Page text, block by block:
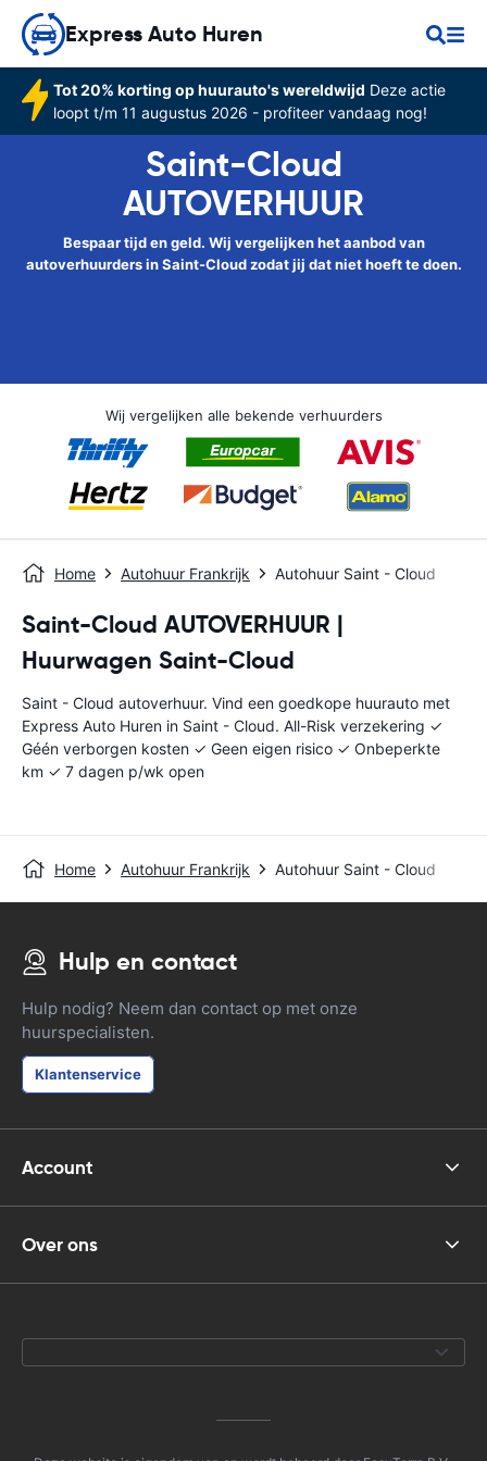
Express Auto Huren
Tot 20% korting op huurauto's wereldwijd Deze actie
loopt t/m 11 augustus 2026 - profiteer vandaag nog!
Saint-Cloud
AUTOVERHUUR
Bespaar tijd en geld. Wij vergelijken het aanbod van
autoverhuurders in Saint-Cloud zodat jij dat niet hoeft te doen.
Wij vergelijken alle bekende verhuurders
Home Autohuur Frankrijk Autohuur Saint - Cloud
Saint-Cloud AUTOVERHUUR |
Huurwagen Saint-Cloud
Saint - Cloud autoverhuur. Vind een goedkope huurauto met
Express Auto Huren in Saint - Cloud. All-Risk verzekering ✓
Géén verborgen kosten ✓ Geen eigen risico ✓ Onbeperkte
km ✓ 7 dagen p/wk open
Home Autohuur Frankrijk Autohuur Saint - Cloud
Hulp en contact
Hulp nodig? Neem dan contact op met onze
huurspecialisten.
Klantenservice
Account
Over ons